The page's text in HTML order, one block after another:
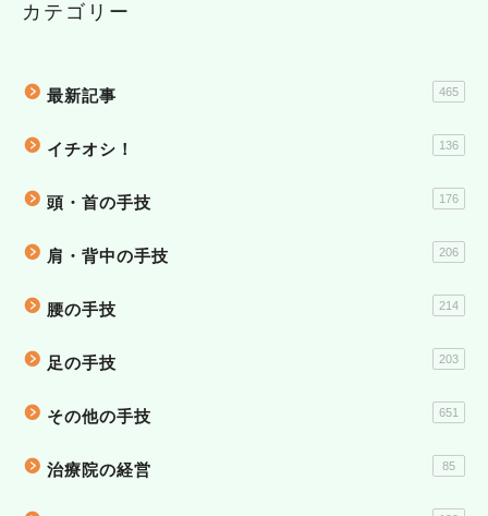
カテゴリー
最新記事 465
イチオシ！ 136
頭・首の手技 176
肩・背中の手技 206
腰の手技 214
足の手技 203
その他の手技 651
治療院の経営 85